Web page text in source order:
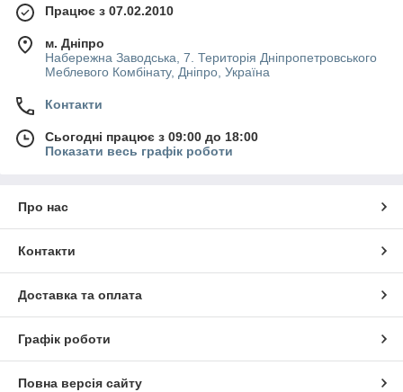
Працює з 07.02.2010
м. Дніпро
Набережна Заводська, 7. Територія Дніпропетровського
Меблевого Комбінату, Дніпро, Україна
Контакти
Сьогодні працює з 09:00 до 18:00
Показати весь графік роботи
Про нас
Контакти
Доставка та оплата
Графік роботи
Повна версія сайту